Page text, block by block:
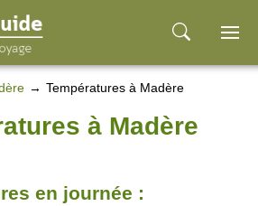
Températures à Madère
à Madère
en journée :